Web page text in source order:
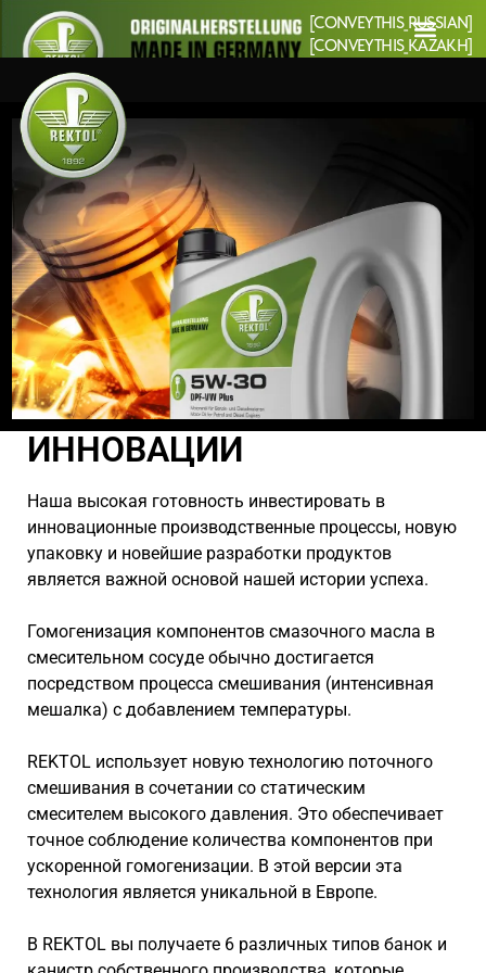
[CONVEYTHIS_RUSSIAN]
[CONVEYTHIS_KAZAKH]
ИННОВАЦИИ
Наша высокая готовность инвестировать в
инновационные производственные процессы, новую
упаковку и новейшие разработки продуктов
является важной основой нашей истории успеха.
Гомогенизация компонентов смазочного масла в
смесительном сосуде обычно достигается
посредством процесса смешивания (интенсивная
мешалка) с добавлением температуры.
REKTOL использует новую технологию поточного
смешивания в сочетании со статическим
смесителем высокого давления. Это обеспечивает
точное соблюдение количества компонентов при
ускоренной гомогенизации. В этой версии эта
технология является уникальной в Европе.
В REKTOL вы получаете 6 различных типов банок и